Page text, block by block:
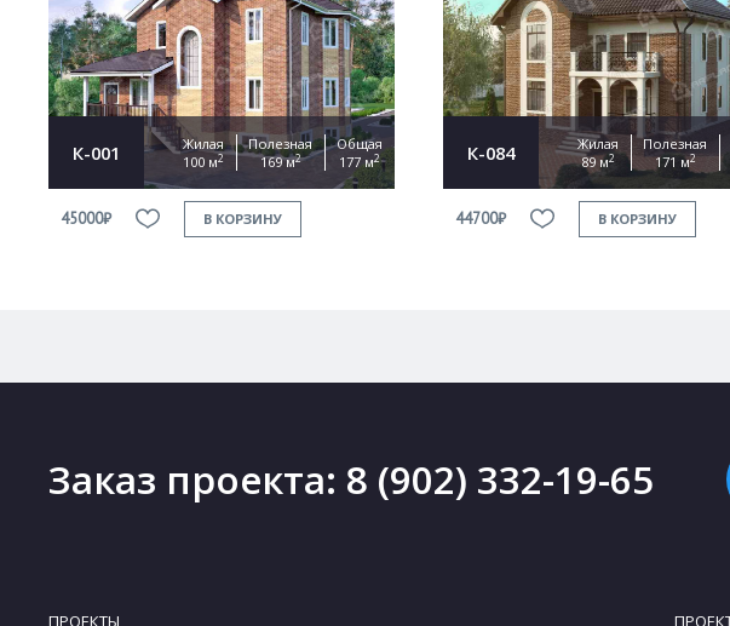
К-001
Жилая
100 м2
Полезная
169 м2
Общая
177 м2
45000₽ В КОРЗИНУ
К-084
Жилая
89 м2
Полезная
171 м2
44700₽ В КОРЗИНУ
Заказ проекта: 8 (902) 332-19-65
ПРОЕКТЫ